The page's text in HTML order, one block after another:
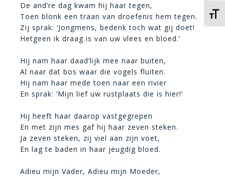
De and’re dag kwam hij haar tegen,
Toen blonk een traan van droefenis hem tegen.
Zij sprak: ‘Jongmens, bedenk toch wat gij doet!
Hetgeen ik draag is van uw vlees en bloed.’
Hij nam haar daad’lijk mee naar buiten,
Al naar dat bos waar die vogels fluiten.
Hij nam haar mede toen naar een rivier
En sprak: ‘Mijn lief uw rustplaats die is hier!’
Hij heeft haar daarop vastgegrepen
En met zijn mes gaf hij haar zeven steken.
Ja zeven steken, zij viel aan zijn voet,
En lag te baden in haar jeugdig bloed.
Adieu mijn Vader, Adieu mijn Moeder,